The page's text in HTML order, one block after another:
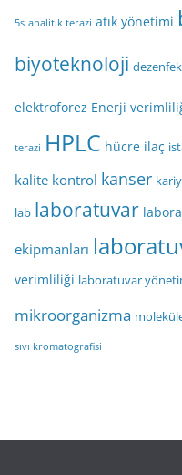
5s analitik terazi atık yönetimi
biyoteknoloji
elektroforez Enerji
terazi HPLC hücre ilaç
kalite kontrol kanser
lab laboratuvar
ekipmanları
verimliliği laboratuvar
mikroorganizma
sıvı kromatografisi